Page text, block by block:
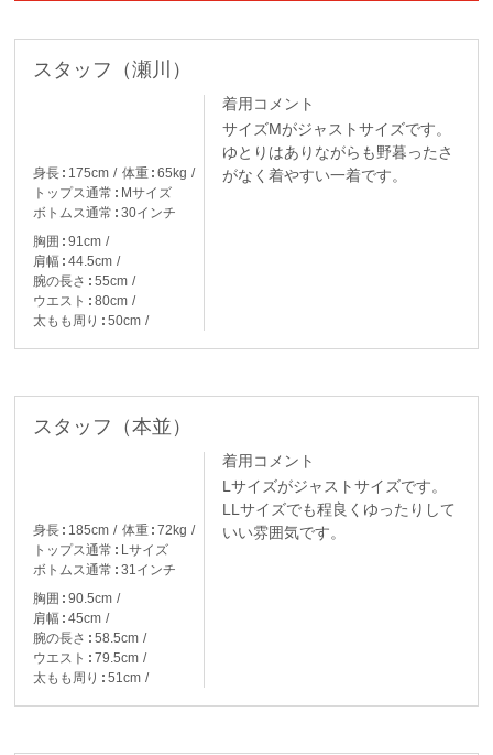
スタッフ（瀬川）
身長 175cm 体重
65kg
トップス通常
Mサイズ
ボトムス通常
30インチ
胸囲
91cm
肩幅
44.5cm
腕の長さ
55cm
ウエスト
80cm
太もも周り
50cm
着用コメント
サイズMがジャストサイズです。
ゆとりはありながらも野暮ったさ
がなく着やすい一着です。
スタッフ（本並）
身長 185cm 体重
72kg
トップス通常
Lサイズ
ボトムス通常
31インチ
胸囲
90.5cm
肩幅
45cm
腕の長さ
58.5cm
ウエスト
79.5cm
太もも周り
51cm
着用コメント
Lサイズがジャストサイズです。
LLサイズでも程良くゆったりして
いい雰囲気です。